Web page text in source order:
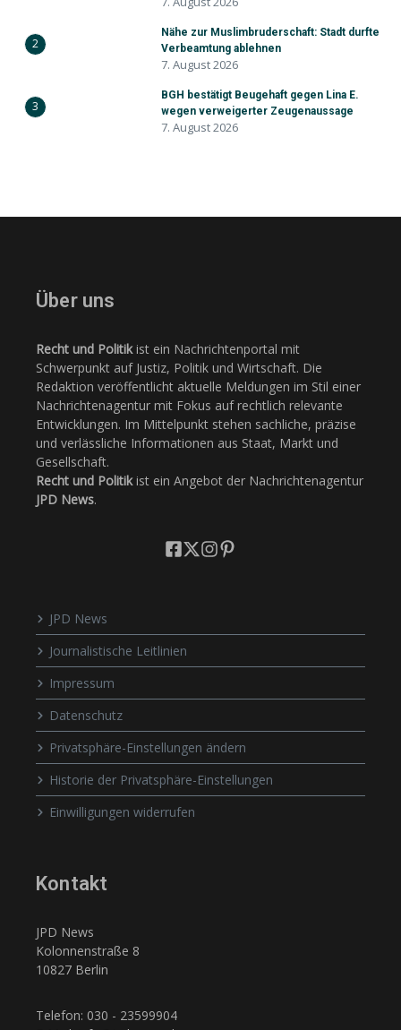
2
Nähe zur Muslimbruderschaft: Stadt durfte
Verbeamtung ablehnen
7. August 2026
3
BGH bestätigt Beugehaft gegen Lina E.
wegen verweigerter Zeugenaussage
7. August 2026
Über uns
Recht und Politikist ein Nachrichtenportal mit
Schwerpunkt auf Justiz, Politik und Wirtschaft. Die
Redaktion veröffentlicht aktuelle Meldungen im Stil einer
Nachrichtenagentur mit Fokus auf rechtlich relevante
Entwicklungen. Im Mittelpunkt stehen sachliche, präzise
und verlässliche Informationen aus Staat, Markt und
Gesellschaft.
Recht und Politikist ein Angebot der Nachrichtenagentur
JPD News.
JPD News
Journalistische Leitlinien
Impressum
Datenschutz
Privatsphäre-Einstellungen ändern
Historie der Privatsphäre-Einstellungen
Einwilligungen widerrufen
Kontakt
JPD News
Kolonnenstraße 8
10827 Berlin
Telefon: 030 - 23599904